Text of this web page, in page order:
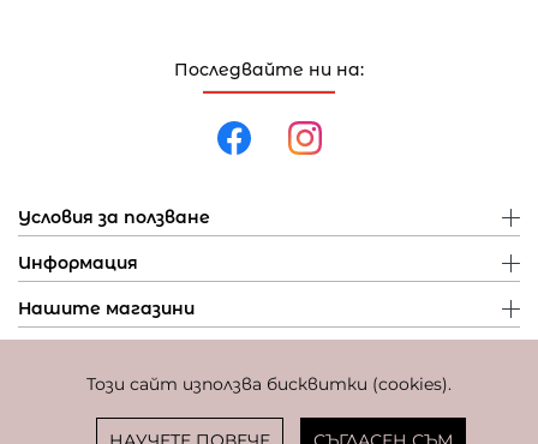
Този сайт използва бисквитки (cookies).
Последвайте ни на:
Условия за ползване
Информация
Нашите магазини
Фиксиран курс за превалутиране: 1 EUR = 1,95583 BGN